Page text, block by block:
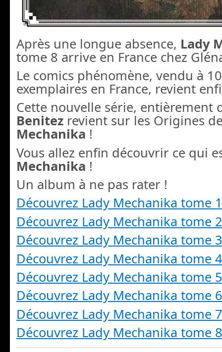
Après une longue absence, Lady
tome 8 arrive en France chez
Le comics phénomène, vendu à
exemplaires en France, revient
Cette nouvelle série, entièrement
Benitez revient sur les Origines
Mechanika !
Vous allez enfin découvrir ce qui
Mechanika !
Un album à ne pas rater !
Découvrez Lady Mechanika tome 1
Découvrez Lady Mechanika tome 2
Découvrez Lady Mechanika tome 3
Découvrez Lady Mechanika tome 4
Découvrez Lady Mechanika tome 5
Découvrez Lady Mechanika tome 6
Découvrez Lady Mechanika tome 7
Découvrez Lady Mechanika tome 8